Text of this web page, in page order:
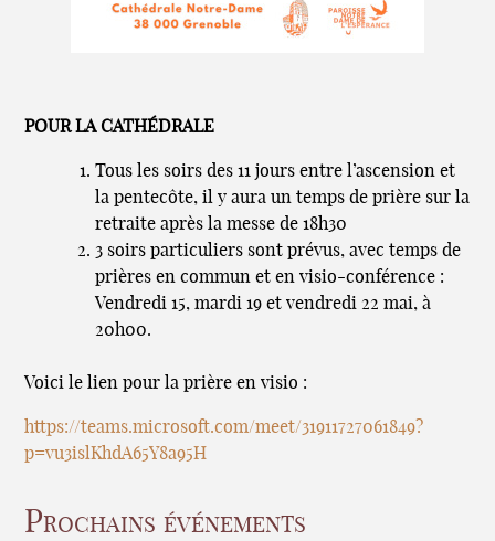
POUR LA CATHÉDRALE
Tous les soirs des 11 jours entre l’ascension et
la pentecôte, il y aura un temps de prière sur la
retraite après la messe de 18h30
3 soirs particuliers sont prévus, avec temps de
prières en commun et en visio-conférence :
Vendredi 15, mardi 19 et vendredi 22 mai, à
20h00.
Voici le lien pour la prière en visio :
https://teams.microsoft.com/meet/31911727061849?
p=vu3islKhdA65Y8a95H
Prochains événements